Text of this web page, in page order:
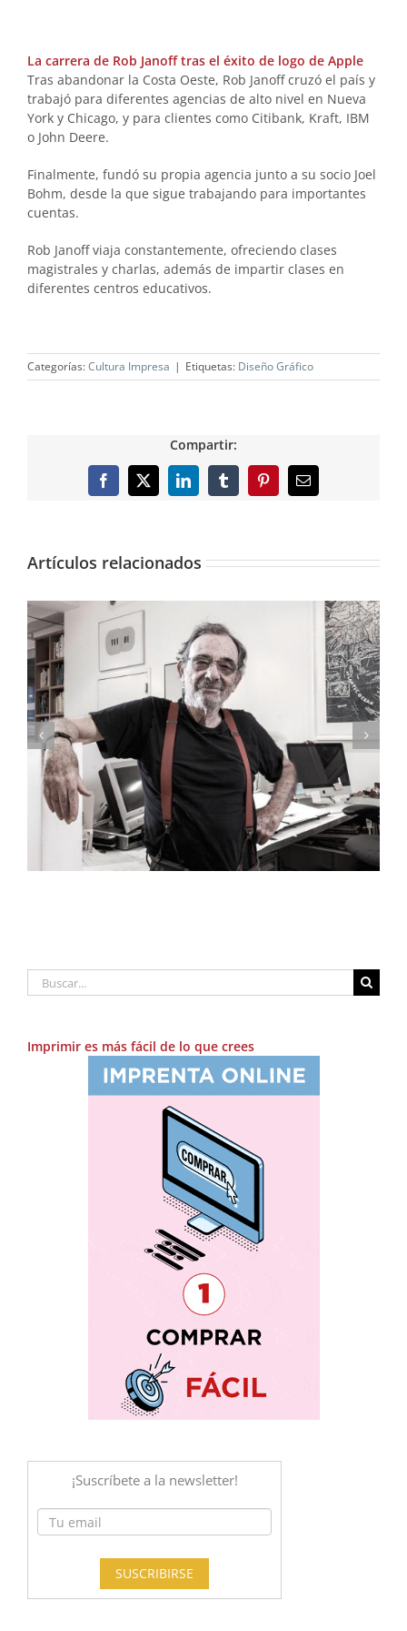
La carrera de Rob Janoff tras el éxito de logo de Apple
Tras abandonar la Costa Oeste, Rob Janoff cruzó el país y
trabajó para diferentes agencias de alto nivel en Nueva
York y Chicago, y para clientes como Citibank, Kraft, IBM
o John Deere.
Finalmente, fundó su propia agencia junto a su socio Joel
Bohm, desde la que sigue trabajando para importantes
cuentas.
Rob Janoff viaja constantemente, ofreciendo clases
magistrales y charlas, además de impartir clases en
diferentes centros educativos.
Categorías:Cultura Impresa | Etiquetas: Diseño Gráfico
Compartir:
Facebook
X LinkedInTumblrPinterestCorreo
electrónico
Artículos relacionados
El arte pictórico de los Pinazo, expuesto en el
IVAM
Buscar:
Imprimir es más fácil de lo que crees